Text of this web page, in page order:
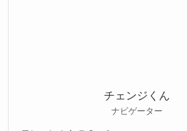
チェンジくん
ナビゲーター